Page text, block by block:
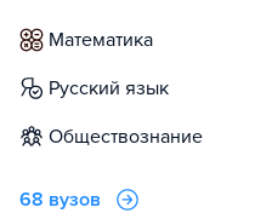
математика
русский язык
обществознание
68 вузов